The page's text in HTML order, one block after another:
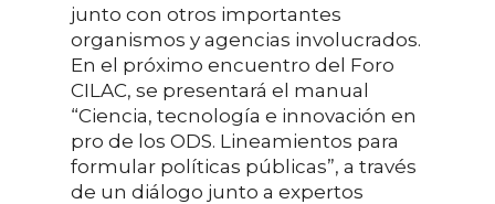
junto con otros importantes
organismos y agencias involucrados.
En el próximo encuentro del Foro
CILAC, se presentará el manual
“Ciencia, tecnología e innovación en
pro de los ODS. Lineamientos para
formular políticas públicas”, a través
de un diálogo junto a expertos